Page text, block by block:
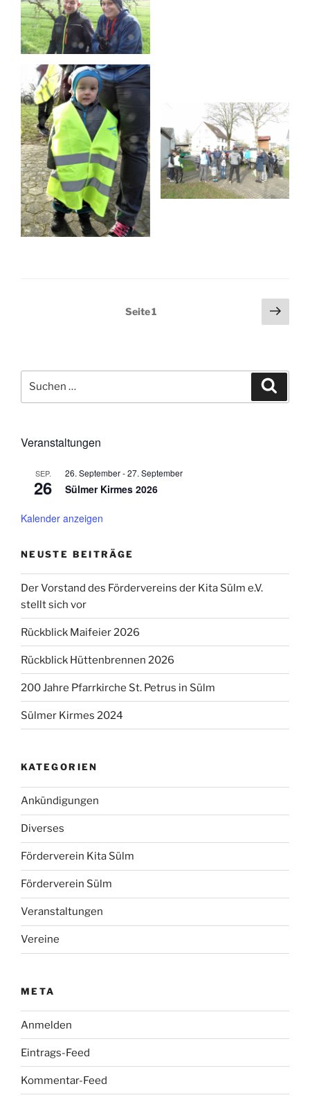
Seitennummerierung
Seite1
nach:
Veranstaltungen
SEP.
26
26. September-27. September
Sülmer Kirmes 2026
Kalender anzeigen
NEUSTE BEITRÄGE
Der Vorstand des Fördervereins der Kita Sülm e.V.
stellt sich vor
Rückblick Maifeier 2026
Rückblick Hüttenbrennen 2026
200 Jahre Pfarrkirche St. Petrus in Sülm
Sülmer Kirmes 2024
KATEGORIEN
Ankündigungen
Diverses
Förderverein Kita Sülm
Förderverein Sülm
Veranstaltungen
Vereine
META
Anmelden
Eintrags-Feed
Kommentar-Feed